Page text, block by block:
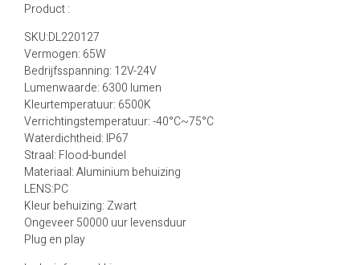
Product :
SKU:DL220127
Vermogen: 65W
Bedrijfsspanning: 12V-24V
Lumenwaarde: 6300 lumen
Kleurtemperatuur: 6500K
Verrichtingstemperatuur: -40°C~75°C
Waterdichtheid: IP67
Straal: Flood-bundel
Materiaal: Aluminium behuizing
LENS:PC
Kleur behuizing: Zwart
Ongeveer 50000 uur levensduur
Plug en play